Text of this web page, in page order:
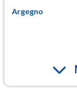
Argegno